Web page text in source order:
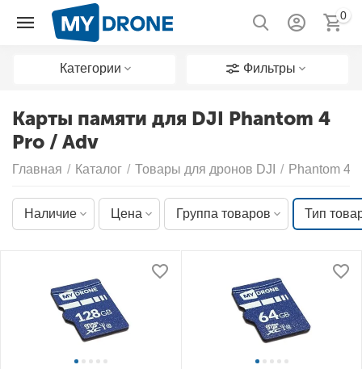
0
Категории Фильтры
Карты памяти для DJI Phantom 4
Pro / Adv
Главная / Каталог / Товары для дронов DJI / Phantom 4
Наличие Цена Группа товаров Тип